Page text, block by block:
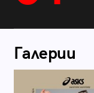
Галерии